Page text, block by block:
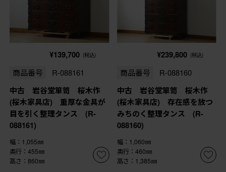
¥139,700 (税込)
商品番号 R-088161
中古 岩谷堂箪笥 桜木作
(桜木家具店) 重厚な金具が
目を引く整理タンス (R-
088161)
幅：1,055㎜
奥行：455㎜
高さ：860㎜
¥239,800 (税込)
商品番号 R-088160
中古 岩谷堂箪笥 桜木作
(桜木家具店) 存在感を放つ
みちのく整理タンス (R-
088160)
幅：1,060㎜
奥行：460㎜
高さ：1,385㎜